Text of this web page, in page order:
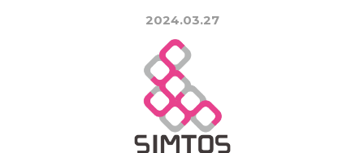
2024.03.27